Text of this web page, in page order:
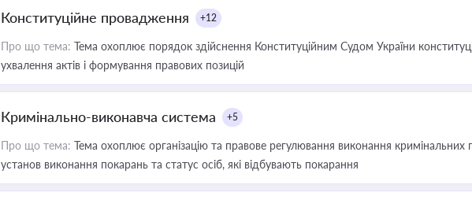
Конституційне провадження +12
Про що тема: Тема охоплює порядок здійснення Конституційним Судом України
ухвалення актів і формування правових позицій
Кримінально-виконавча система +5
Про що тема: Тема охоплює організацію та правове регулювання виконання кримінальних
установ виконання покарань та статус осіб, які відбувають покарання